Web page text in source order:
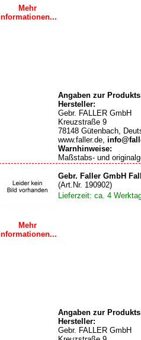
Mehr
Informationen...
Angaben zur
Hersteller:
Gebr. FALLER GmbH
Kreuzstraße 9
78148 Gütenbach,
www.faller.de,
Warnhinweise:
Maßstabs- und
Mehr
Informationen...
Gebr. Faller GmbH
(Art.Nr. 190902)
Lieferzeit: ca. 4
Angaben zur
Hersteller:
Gebr. FALLER GmbH